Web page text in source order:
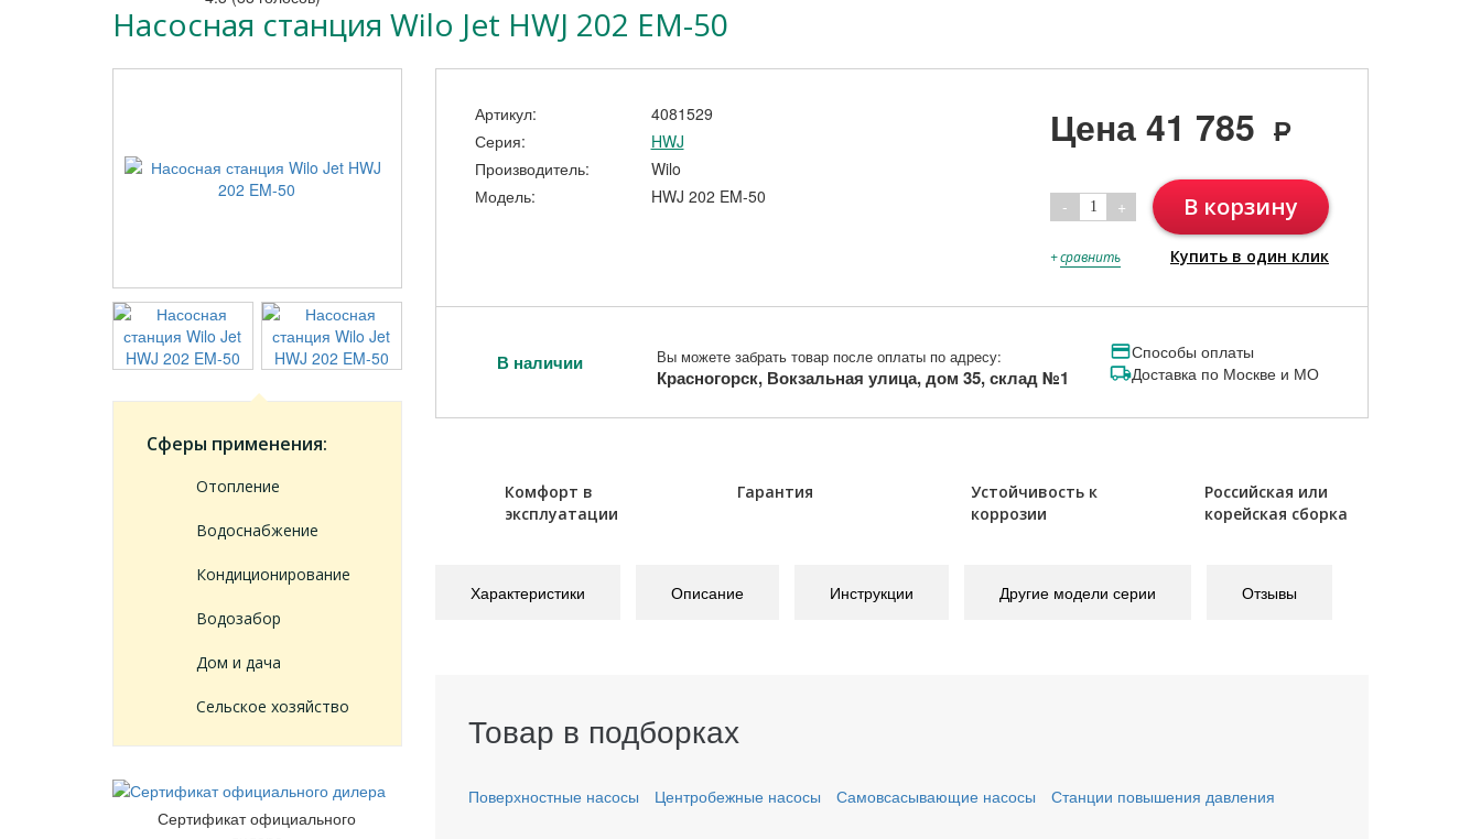
Насосная станция Wilo Jet HWJ 202 EM-50
Сферы применения:
Отопление
Водоснабжение
Кондиционирование
Водозабор
Дом и дача
Сельское хозяйство
Сертификат официального
Артикул:
4081529
Серия:
HWJ
Производитель:
Wilo
Модель:
HWJ 202 EM-50
Цена41 785 Р
- 1 + В корзину
+сравнить Купить в один клик
В наличии Вы можете забрать товар после оплаты по адресу:
Красногорск, Вокзальная улица, дом 35, склад №1
Способы оплаты
Доставка по Москве и МО
Комфорт в
эксплуатации
Гарантия
Устойчивость к
коррозии
Российская или
корейская сборка
Характеристики Описание Инструкции Другие модели серии Отзывы
Товар в подборках
Поверхностные насосы Центробежные насосы Самовсасывающие насосы Станции повышения давления